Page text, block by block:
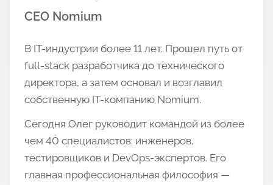
CEO Nomium
В IT-индустрии более 11 лет. Прошел путь от
full-stack разработчика до технического
директора, а затем основал и возглавил
собственную IT-компанию Nomium.
Сегодня Олег руководит командой из более
чем 40 специалистов: инженеров,
тестировщиков и DevOps-экспертов. Его
главная профессиональная философия —